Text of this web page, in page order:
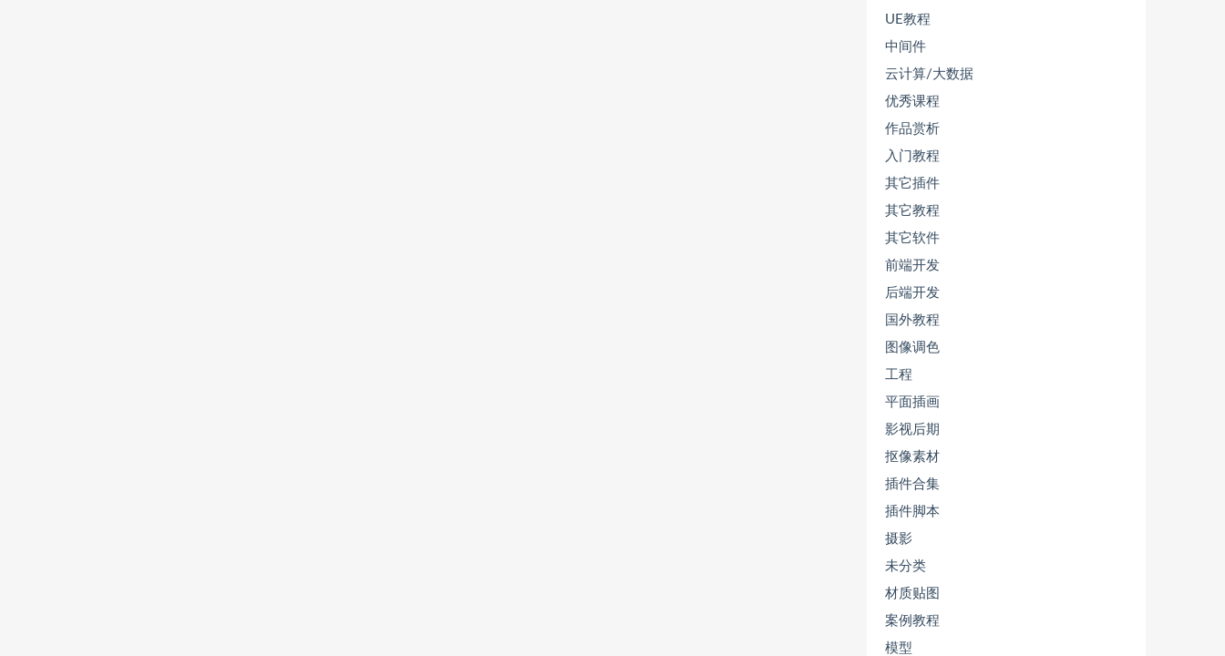
UE教程
中间件
云计算/大数据
优秀课程
作品赏析
入门教程
其它插件
其它教程
其它软件
前端开发
后端开发
国外教程
图像调色
工程
平面插画
影视后期
抠像素材
插件合集
插件脚本
摄影
未分类
材质贴图
案例教程
模型